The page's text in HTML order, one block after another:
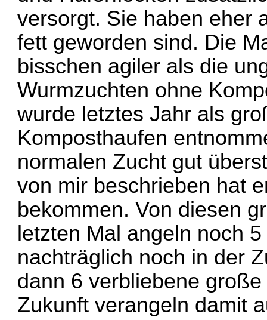
versorgt. Sie haben eher
fett geworden sind. Die
bisschen agiler als die
Wurmzuchten ohne
wurde letztes Jahr als
Komposthaufen
normalen Zucht gut
von mir beschrieben hat
bekommen. Von diesen
letzten Mal angeln noch
nachträglich noch in der
dann 6 verbliebene
Zukunft verangeln damit